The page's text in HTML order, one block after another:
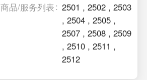
商品/服务列表
2501 ,2502 ,2503
,2504 ,2505 ,
2507 ,2508 ,2509
,2510 ,2511 ,
2512